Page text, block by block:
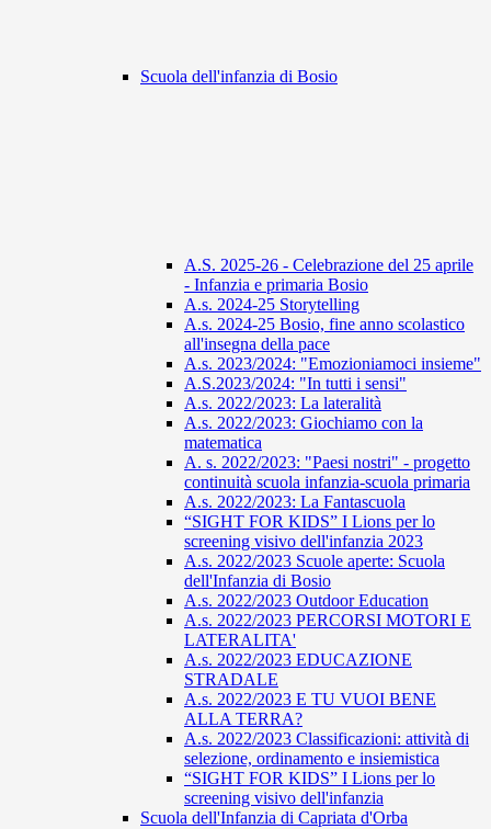
Scuola dell'infanzia di Bosio
A.S. 2025-26 - Celebrazione del 25 aprile
- Infanzia e primaria Bosio
A.s. 2024-25 Storytelling
A.s. 2024-25 Bosio, fine anno scolastico
all'insegna della pace
A.s. 2023/2024: "Emozioniamoci insieme"
A.S.2023/2024: "In tutti i sensi"
A.s. 2022/2023: La lateralità
A.s. 2022/2023: Giochiamo con la
matematica
A. s. 2022/2023: "Paesi nostri" - progetto
continuità scuola infanzia-scuola primaria
A.s. 2022/2023: La Fantascuola
“SIGHT FOR KIDS” I Lions per lo
screening visivo dell'infanzia 2023
A.s. 2022/2023 Scuole aperte: Scuola
dell'Infanzia di Bosio
A.s. 2022/2023 Outdoor Education
A.s. 2022/2023 PERCORSI MOTORI E
LATERALITA'
A.s. 2022/2023 EDUCAZIONE
STRADALE
A.s. 2022/2023 E TU VUOI BENE
ALLA TERRA?
A.s. 2022/2023 Classificazioni: attività di
selezione, ordinamento e insiemistica
“SIGHT FOR KIDS” I Lions per lo
screening visivo dell'infanzia
Scuola dell'Infanzia di Capriata d'Orba